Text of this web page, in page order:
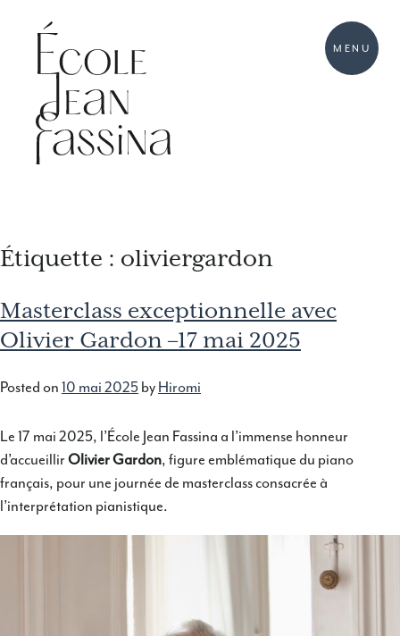
MENU
Étiquette : oliviergardon
Masterclass exceptionnelle avec
Olivier Gardon –17 mai 2025
Posted on10 mai 2025byHiromi
Le 17 mai 2025, l’École Jean Fassina a l’immense honneur
d’accueillirOlivier Gardon, figure emblématique du piano
français, pour une journée de masterclass consacrée à
l’interprétation pianistique.